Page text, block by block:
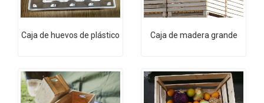
Caja de huevos de plástico Caja de madera grande